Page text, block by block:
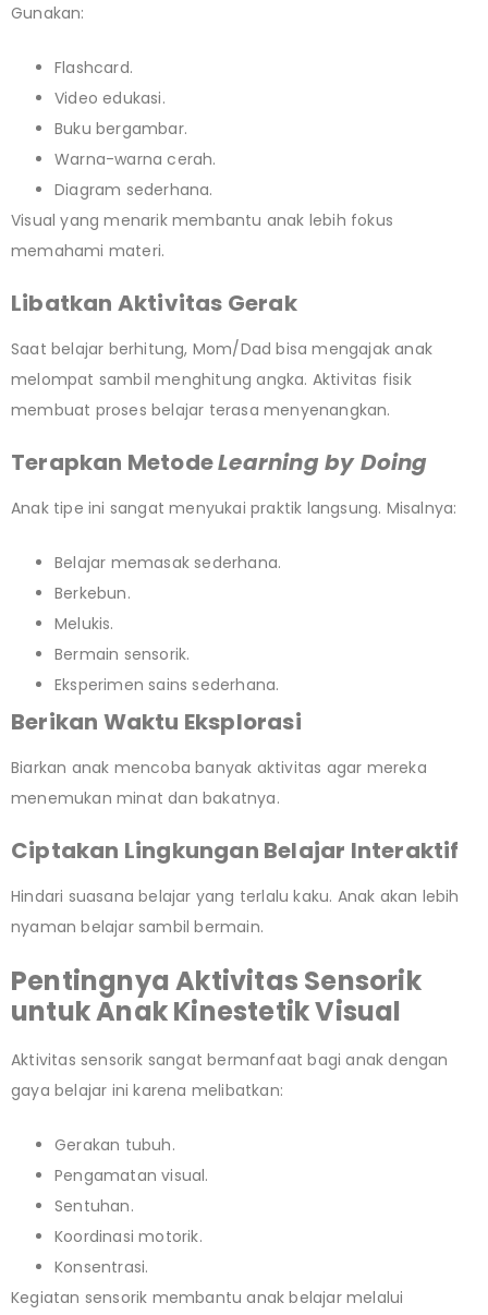
Gunakan:
Flashcard.
Video edukasi.
Buku bergambar.
Warna-warna cerah.
Diagram sederhana.
Visual yang menarik membantu anak lebih fokus
memahami materi.
Libatkan Aktivitas Gerak
Saat belajar berhitung, Mom/Dad bisa mengajak anak
melompat sambil menghitung angka. Aktivitas fisik
membuat proses belajar terasa menyenangkan.
Terapkan MetodeLearning by Doing
Anak tipe ini sangat menyukai praktik langsung. Misalnya:
Belajar memasak sederhana.
Berkebun.
Melukis.
Bermain sensorik.
Eksperimen sains sederhana.
Berikan Waktu Eksplorasi
Biarkan anak mencoba banyak aktivitas agar mereka
menemukan minat dan bakatnya.
Ciptakan Lingkungan Belajar Interaktif
Hindari suasana belajar yang terlalu kaku. Anak akan lebih
nyaman belajar sambil bermain.
Pentingnya Aktivitas Sensorik
untuk Anak Kinestetik Visual
Aktivitas sensorik sangat bermanfaat bagi anak dengan
gaya belajar ini karena melibatkan:
Gerakan tubuh.
Pengamatan visual.
Sentuhan.
Koordinasi motorik.
Konsentrasi.
Kegiatan sensorik membantu anak belajar melalui